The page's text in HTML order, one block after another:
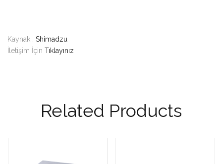
Kaynak : Shimadzu
İletişim İçin Tıklayınız
Related Products